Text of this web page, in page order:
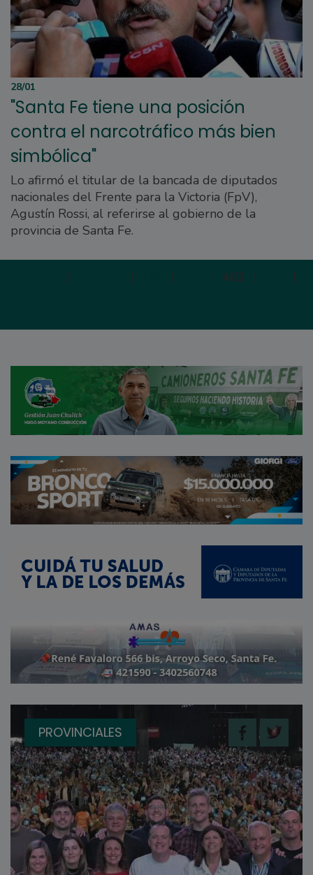
28/01
"Santa Fe tiene una posición
contra el narcotráfico más bien
simbólica"
Lo afirmó el titular de la bancada de diputados
nacionales del Frente para la Victoria (FpV),
Agustín Rossi, al referirse al gobierno de la
provincia de Santa Fe.
| | | | 462 | |
PROVINCIALES